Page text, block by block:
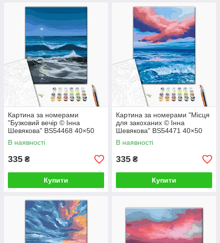
Картина за номерами
"Бузковий вечір © Інна
Шевякова" BS54468 40×50
см
В наявності
335 ₴
Купити
Картина за номерами "Місця
для закоханих © Інна
Шевякова" BS54471 40×50
см
В наявності
335 ₴
Купити